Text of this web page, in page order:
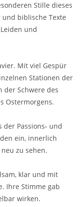
Stille dieses
und biblische Texte
und
Mit viel Gespür
Stationen der
der Schwere des
Ostermorgens.
Passions‑ und
ein, innerlich
zu sehen.
klar und mit
Ihre Stimme gab
wirken.